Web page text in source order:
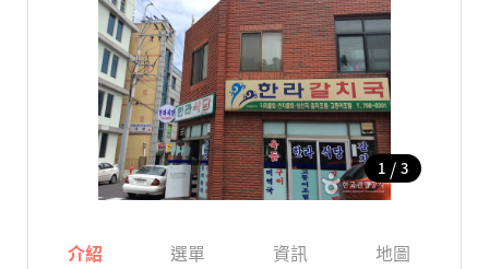
1 / 3
介紹 選單 資訊 地圖